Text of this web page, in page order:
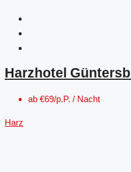
Harzhotel
ab €69/p.P. / Nacht
Harz